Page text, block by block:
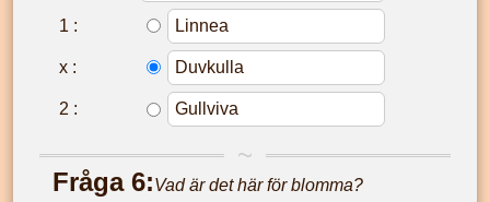
1 :
x :
2 :
Fråga 6:Vad är det här för blomma?